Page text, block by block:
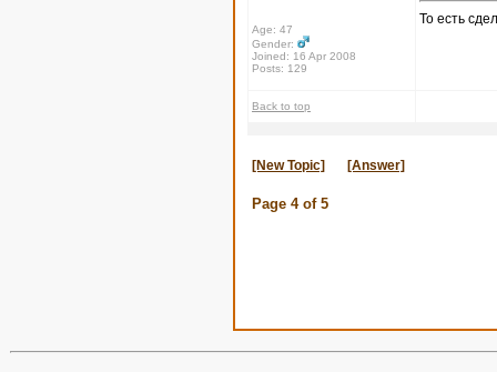
Age: 47
Gender:
Joined: 16 Apr 2008
Posts: 129
То есть
Back to top
[New Topic] [Answer]
Page 4of 5